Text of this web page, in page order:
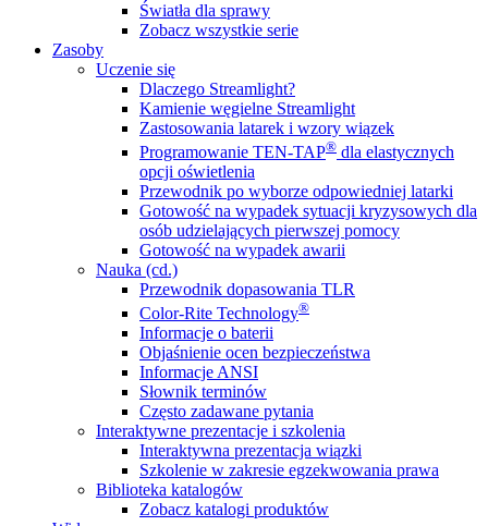
Światła dla sprawy
Zobacz wszystkie serie
Zasoby
Uczenie się
Dlaczego Streamlight?
Kamienie węgielne Streamlight
Zastosowania latarek i wzory wiązek
Programowanie TEN-TAP® dla elastycznych
opcji oświetlenia
Przewodnik po wyborze odpowiedniej latarki
Gotowość na wypadek sytuacji kryzysowych dla
osób udzielających pierwszej pomocy
Gotowość na wypadek awarii
Nauka (cd.)
Przewodnik dopasowania TLR
Color-Rite Technology®
Informacje o baterii
Objaśnienie ocen bezpieczeństwa
Informacje ANSI
Słownik terminów
Często zadawane pytania
Interaktywne prezentacje i szkolenia
Interaktywna prezentacja wiązki
Szkolenie w zakresie egzekwowania prawa
Biblioteka katalogów
Zobacz katalogi produktów